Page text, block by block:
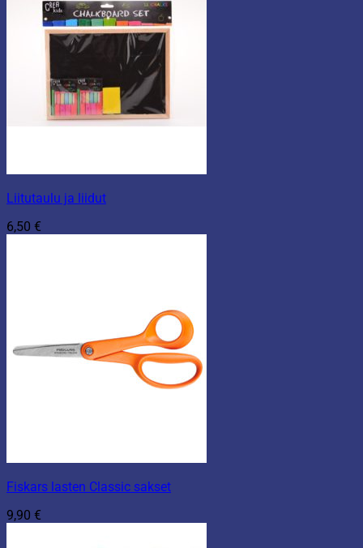
Liitutaulu ja liidut
6,50 €
Fiskars lasten Classic sakset
9,90 €